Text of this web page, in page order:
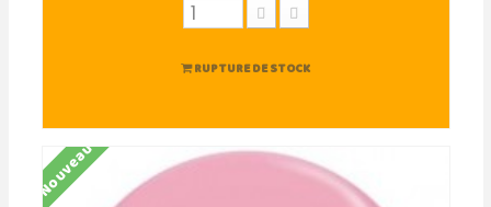
RUPTURE DE STOCK
Nouveau